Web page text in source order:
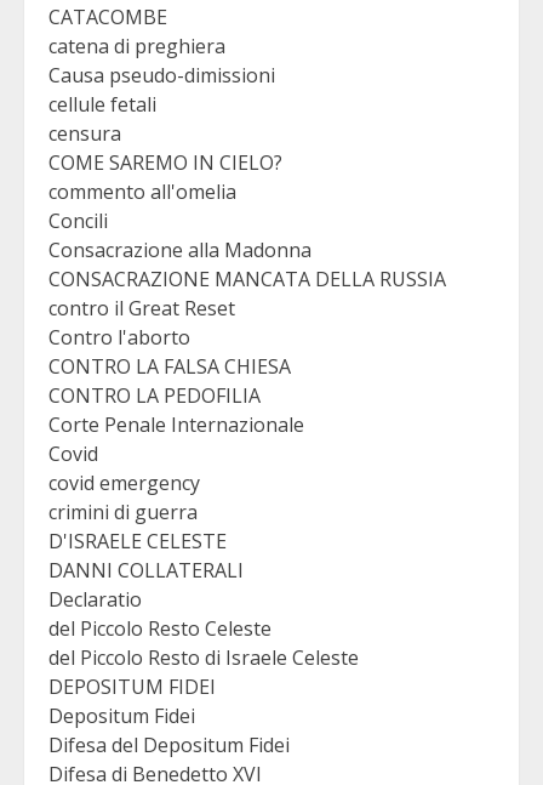
CATACOMBE
catena di preghiera
Causa pseudo-dimissioni
cellule fetali
censura
COME SAREMO IN CIELO?
commento all'omelia
Concili
Consacrazione alla Madonna
CONSACRAZIONE MANCATA DELLA RUSSIA
contro il Great Reset
Contro l'aborto
CONTRO LA FALSA CHIESA
CONTRO LA PEDOFILIA
Corte Penale Internazionale
Covid
covid emergency
crimini di guerra
D'ISRAELE CELESTE
DANNI COLLATERALI
Declaratio
del Piccolo Resto Celeste
del Piccolo Resto di Israele Celeste
DEPOSITUM FIDEI
Depositum Fidei
Difesa del Depositum Fidei
Difesa di Benedetto XVI